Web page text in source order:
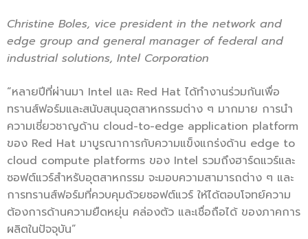
Christine Boles, vice president in the network and
edge group and general manager of federal and
industrial solutions, Intel Corporation
“หลายปีที่ผ่านมา Intel และ Red Hat ได้ทำงานร่วมกันเพื่อ
ทรานส์ฟอร์มและสนับสนุนอุตสาหกรรมต่าง ๆ มากมาย การนำ
ความเชี่ยวชาญด้าน cloud-to-edge application platform
ของ Red Hat มาบูรณาการกับความแข็งแกร่งด้าน edge to
cloud compute platforms ของ Intel รวมถึงฮาร์ดแวร์และ
ซอฟต์แวร์สำหรับอุตสาหกรรม จะมอบความสามารถต่าง ๆ และ
การทรานส์ฟอร์มที่ควบคุมด้วยซอฟต์แวร์ ให้ได้ตอบโจทย์ความ
ต้องการด้านความยืดหยุ่น คล่องตัว และเชื่อถือได้ ของภาคการ
ผลิตในปัจจุบัน”